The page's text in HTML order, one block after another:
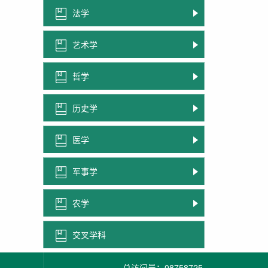
法学
艺术学
哲学
历史学
医学
军事学
农学
交叉学科